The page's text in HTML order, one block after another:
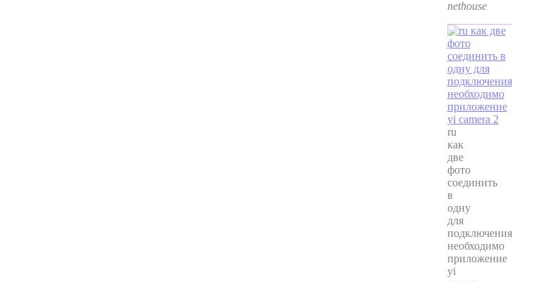
nethouse
ru
как
две
фото
соединить
в
одну
для
подключения
необходимо
приложение
yi